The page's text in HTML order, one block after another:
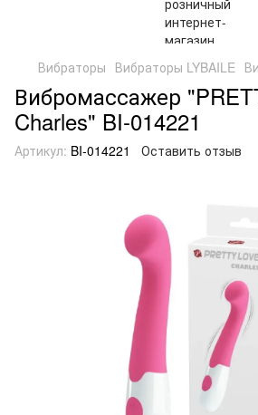
Вибраторы Вибраторы LYBAILE
Вибромассажер
Charles" BI-014221
Артикул: BI-014221 Оставить отзыв